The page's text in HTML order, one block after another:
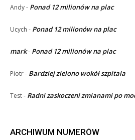
Andy- Ponad 12 milionów na plac
Ucych - Ponad 12 milionów na plac
mark- Ponad 12 milionów na plac
Piotr- Bardziej zielono wokół szpitala
Test- Radni zaskoczeni zmianami po
ARCHIWUM NUMERÓW